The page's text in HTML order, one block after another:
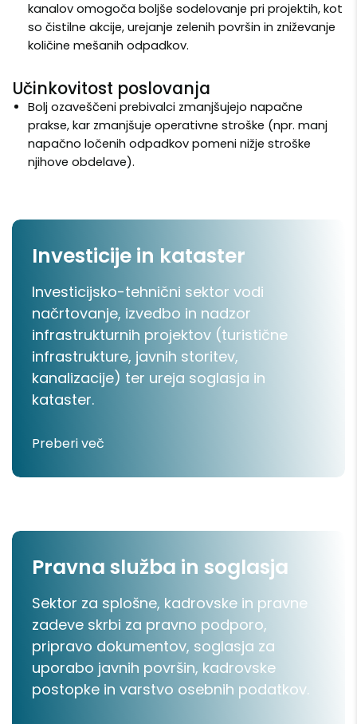
kanalov omogoča boljše sodelovanje pri projektih, kot
so čistilne akcije, urejanje zelenih površin in zniževanje
količine mešanih odpadkov.
Učinkovitost poslovanja
Bolj ozaveščeni prebivalci zmanjšujejo napačne
prakse, kar zmanjšuje operativne stroške (npr. manj
napačno ločenih odpadkov pomeni nižje stroške
njihove obdelave).